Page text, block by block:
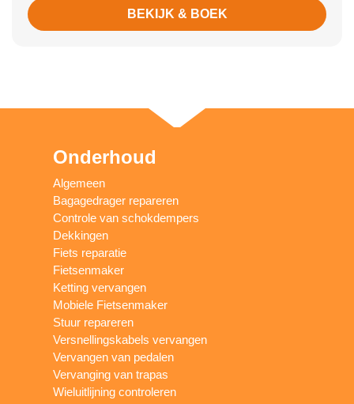
BEKIJK & BOEK
Onderhoud
Algemeen
Bagagedrager repareren
Controle van schokdempers
Dekkingen
Fiets reparatie
Fietsenmaker
Ketting vervangen
Mobiele Fietsenmaker
Stuur repareren
Versnellingskabels vervangen
Vervangen van pedalen
Vervanging van trapas
Wieluitlijning controleren